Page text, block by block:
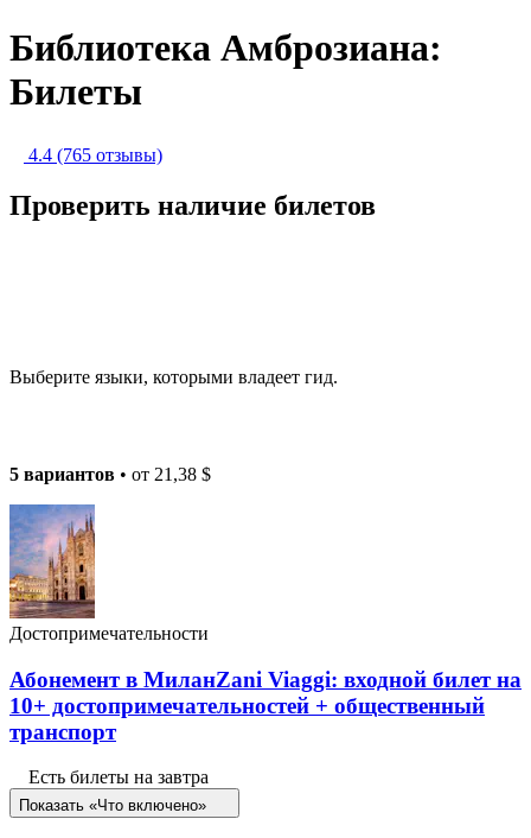
Библиотека Амброзиана:
Билеты
4.4 (765 отзывы)
Проверить наличие билетов
Выберите языки, которыми владеет гид.
5 вариантов • от 21,38 $
Достопримечательности
Абонемент в МиланZani Viaggi: входной билет на
10+ достопримечательностей + общественный
транспорт
Есть билеты на завтра
Показать «Что включено»